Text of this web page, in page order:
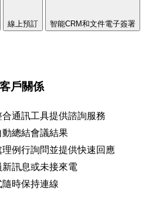
線上預訂 智能CRM和文件電子簽署
戶關係
通訊工具提供諮詢服務
總結會議結果
例行詢問並提供快速回應
訊息或未接來電
時保持連線